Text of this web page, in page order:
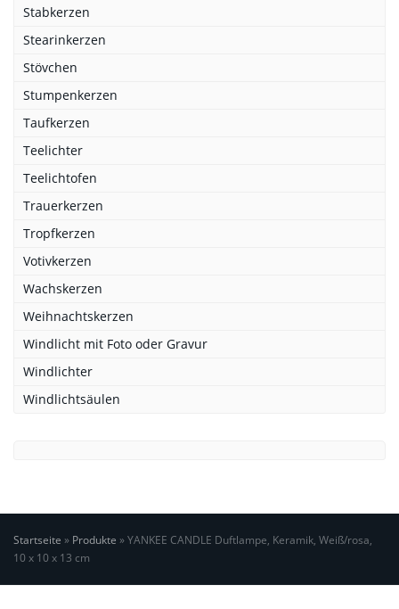
Stabkerzen
Stearinkerzen
Stövchen
Stumpenkerzen
Taufkerzen
Teelichter
Teelichtofen
Trauerkerzen
Tropfkerzen
Votivkerzen
Wachskerzen
Weihnachtskerzen
Windlicht mit Foto oder Gravur
Windlichter
Windlichtsäulen
Startseite » Produkte »YANKEE CANDLE Duftlampe, Keramik, Weiß/rosa,
10 x 10 x 13 cm